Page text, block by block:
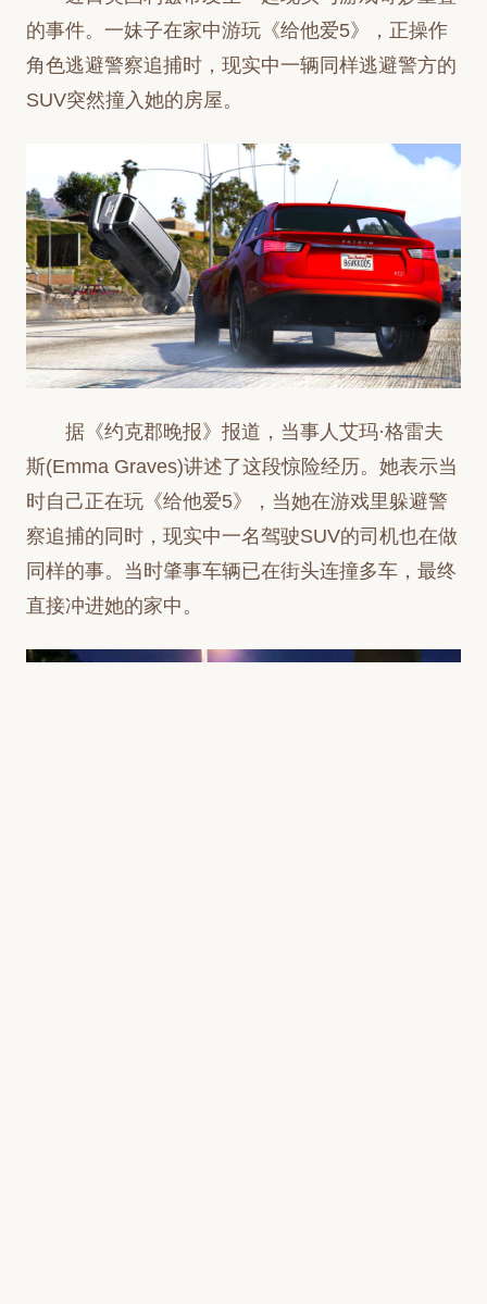
的事件。一妹子在家中游玩《给他爱5》，正操作
角色逃避警察追捕时，现实中一辆同样逃避警方的
SUV突然撞入她的房屋。
据《约克郡晚报》报道，当事人艾玛·格雷夫
斯(Emma Graves)讲述了这段惊险经历。她表示当
时自己正在玩《给他爱5》，当她在游戏里躲避警
察追捕的同时，现实中一名驾驶SUV的司机也在做
同样的事。当时肇事车辆已在街头连撞多车，最终
直接冲进她的家中。